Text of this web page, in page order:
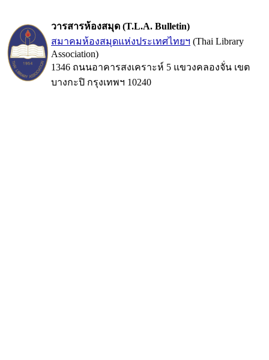
วารสารห้องสมุด (T.L.A. Bulletin)
สมาคมห้องสมุดแห่งประเทศไทยฯ (Thai Library
Association)
1346 ถนนอาคารสงเคราะห์ 5 แขวงคลองจั่น เขต
บางกะปิ กรุงเทพฯ 10240